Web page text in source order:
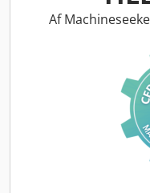
inderside: 3 mm;
dækmønsterdybde,
Dobbeltmonteret;
mm;
dækmønsterdybde,
dækmønsterdybde,
4.360 kg Dcodpszrc H
Totalvægt: 19.000 kg
Af